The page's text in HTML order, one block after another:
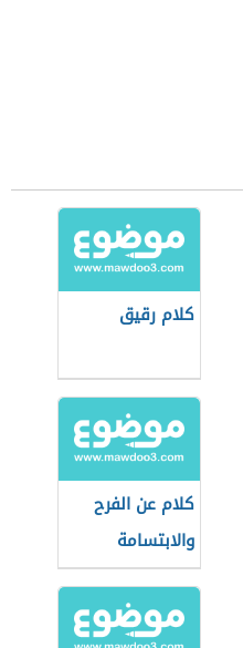
كلام رقيق
كلام عن الفرح
والابتسامة